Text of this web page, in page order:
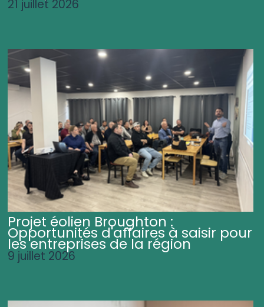
21 juillet 2026
Projet éolien Broughton :
Opportunités d'affaires à saisir pour
les entreprises de la région
9 juillet 2026